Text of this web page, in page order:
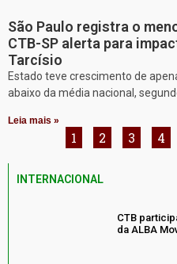
São Paulo registra o
CTB-SP alerta para
Tarcísio
Estado teve crescimento de
abaixo da média nacional,
Leia mais »
1 2 3 4
INTERNACIONAL
CTB
da ALBA